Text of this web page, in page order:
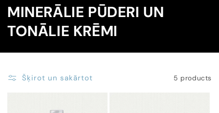
K
o
l
k
MINERĀLIE PŪDERI UN
TONĀLIE KRĒMI
Šķirot un sakārtot 5 products